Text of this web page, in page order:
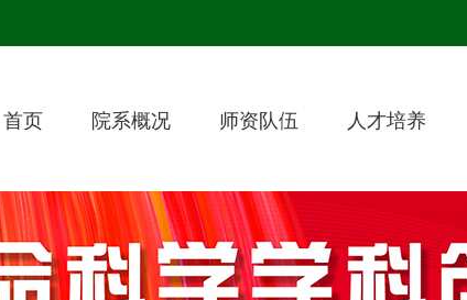
首页 院系概况 师资队伍 人才培养